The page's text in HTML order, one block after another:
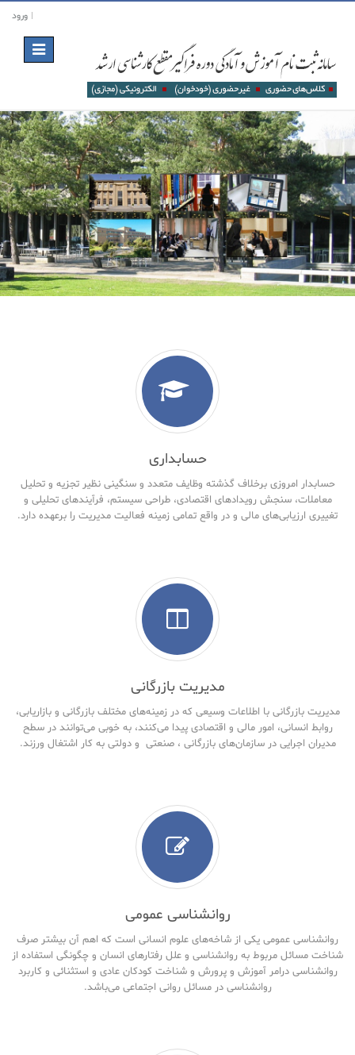
ورود
Toggle
navigation
حسابداری
حسابدار امروزی برخلاف گذشته وظایف متعدد و سنگینی نظیر تجزیه و تحلیل
معاملات، سنجش رویدادهای اقتصادی، طراحی سیستم، فرآیندهای تحلیلی و
تغییری ارزیابی‌های مالی و در واقع تمامی زمینه فعالیت مدیریت را برعهده دارد.
مدیریت بازرگانی
مدیریت بازرگانی با اطلاعات وسیعی که در زمینه‌های مختلف بازرگانی و بازاریابی،
روابط انسانی، امور مالی و اقتصادی پیدا می‌کنند، به خوبی می‌توانند در سطح
مدیران اجرایی در سازمان‌های بازرگانی ، صنعتی و دولتی به کار اشتغال ورزند.
روانشناسی عمومی
روانشناسی عمومی یکی از شاخه‌های علوم انسانی است که اهم آن بیشتر صرف
شناخت مسائل مربوط به روانشناسی و علل رفتارهای انسان و چگونگی استفاده از
روانشناسی درامر آموزش و پرورش و شناخت کودکان عادی و استثنائی و کاربرد
روانشناسی در مسائل روانی اجتماعی می‌باشد.